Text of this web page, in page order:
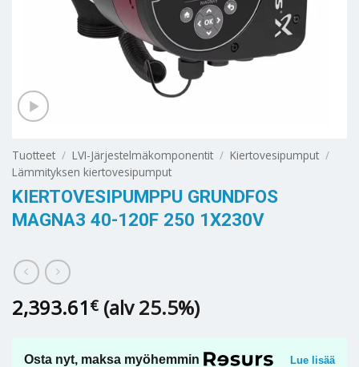
Tuotteet / LVI-Järjestelmäkomponentit / Kiertovesipumput /
Lämmityksen kiertovesipumput
KIERTOVESIPUMPPU GRUNDFOS
MAGNA3 40-120F 250 1X230V
2,393.61 € (alv 25.5%)
Osta nyt, maksa myöhemmin Lue lisää